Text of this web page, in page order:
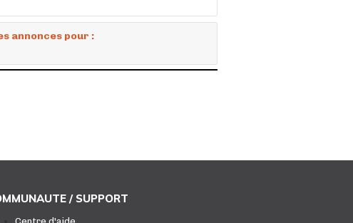
annonces pour :
/ SUPPORT